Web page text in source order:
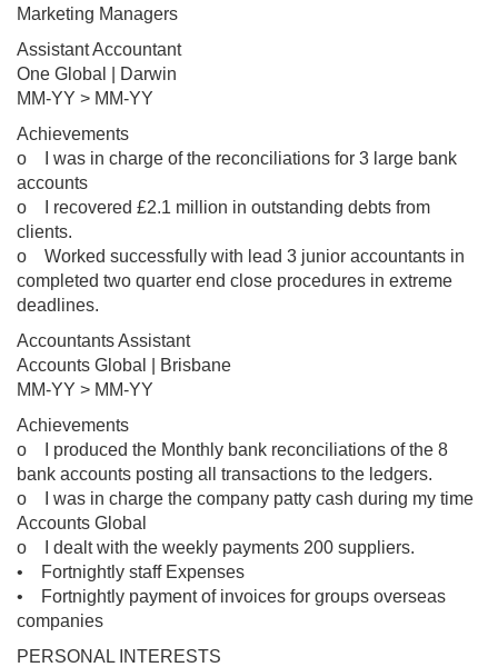
Marketing Managers
Assistant Accountant
One Global | Darwin
MM-YY > MM-YY
Achievements
o I was in charge of the reconciliations for 3 large bank
accounts
o I recovered £2.1 million in outstanding debts from
clients.
o Worked successfully with lead 3 junior accountants in
completed two quarter end close procedures in extreme
deadlines.
Accountants Assistant
Accounts Global | Brisbane
MM-YY > MM-YY
Achievements
o I produced the Monthly bank reconciliations of the 8
bank accounts posting all transactions to the ledgers.
o I was in charge the company patty cash during my time
Accounts Global
o I dealt with the weekly payments 200 suppliers.
• Fortnightly staff Expenses
• Fortnightly payment of invoices for groups overseas
companies
PERSONAL INTERESTS